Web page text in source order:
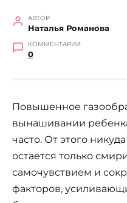
АВТОР
Наталья Романова
КОММЕНТАРИИ
0
Повышенное
вынашивании
часто. От этого
остается только
самочувствием и
факторов,